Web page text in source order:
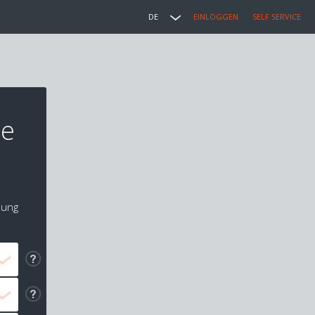
DE EINLOGGEN SELF SERVICE